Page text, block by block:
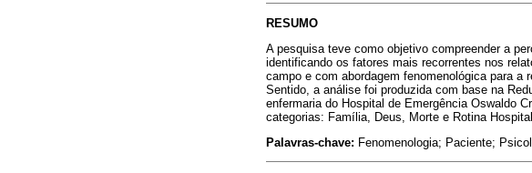
RESUMO
A pesquisa teve como objetivo compreender a
identificando os fatores mais recorrentes nos
campo e com abordagem fenomenológica para a
Sentido, a análise foi produzida com base na
enfermaria do Hospital de Emergência Oswaldo
categorias: Família, Deus, Morte e Rotina
Palavras-chave: Fenomenologia; Paciente;